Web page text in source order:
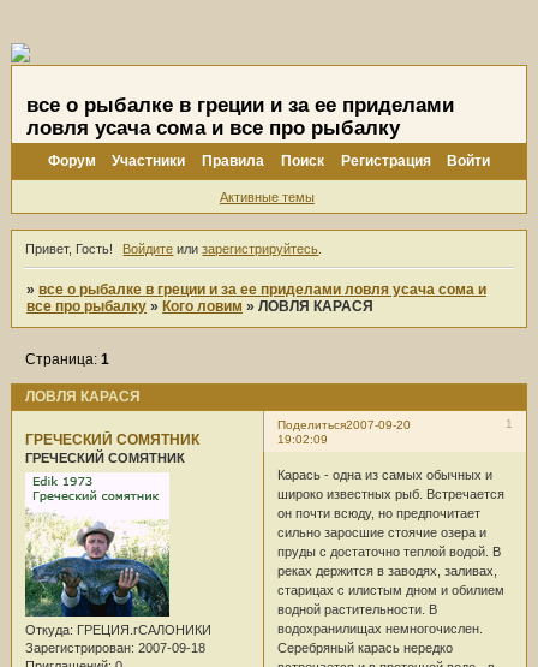
все о рыбалке в греции и за ее приделами
ловля усача сома и все про рыбалку
Форум Участники Правила Поиск Регистрация Войти
Активные темы
Привет, Гость! Войдите илизарегистрируйтесь
»все о рыбалке в греции и за ее приделами ловля усача сома и
все про рыбалку » Кого ловим »ЛОВЛЯ КАРАСЯ
ЛОВЛЯ КАРАСЯ
Страница:1
Поделиться 1
2007-09-20
19:02:09
ГРЕЧЕСКИЙ СОМЯТНИК
ГРЕЧЕСКИЙ СОМЯТНИК
Откуда: ГРЕЦИЯ.гСАЛОНИКИ
Зарегистрирован: 2007-09-18
Карась - одна из самых обычных и
широко известных рыб. Встречается
он почти всюду, но предпочитает
сильно заросшие стоячие озера и
пруды с достаточно теплой водой. В
реках держится в заводях, заливах,
старицах с илистым дном и обилием
водной растительности. В
водохранилищах немногочислен.
Серебряный карась нередко